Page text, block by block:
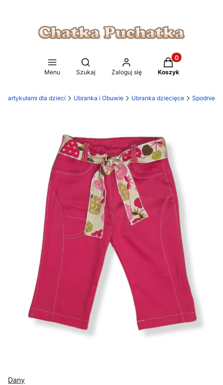
Menu
Otwórz wyszukiwarkę
Szukaj Zaloguj się
Produkty w
Koszyk
artykułami dla dzieci Ubranka i Obuwie Ubranka dziecięce Spodnie
Dany